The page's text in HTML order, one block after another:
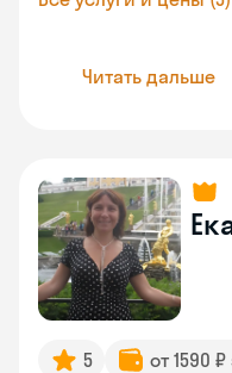
Читать дальше
5 от 1590